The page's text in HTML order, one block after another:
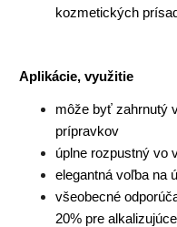
kozmetických
Aplikácie, využitie
môže byť zahrnutý
prípravkov
úplne rozpustný vo
elegantná voľba na
všeobecné
20% pre